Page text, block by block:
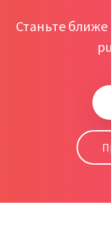
Станьте ближе